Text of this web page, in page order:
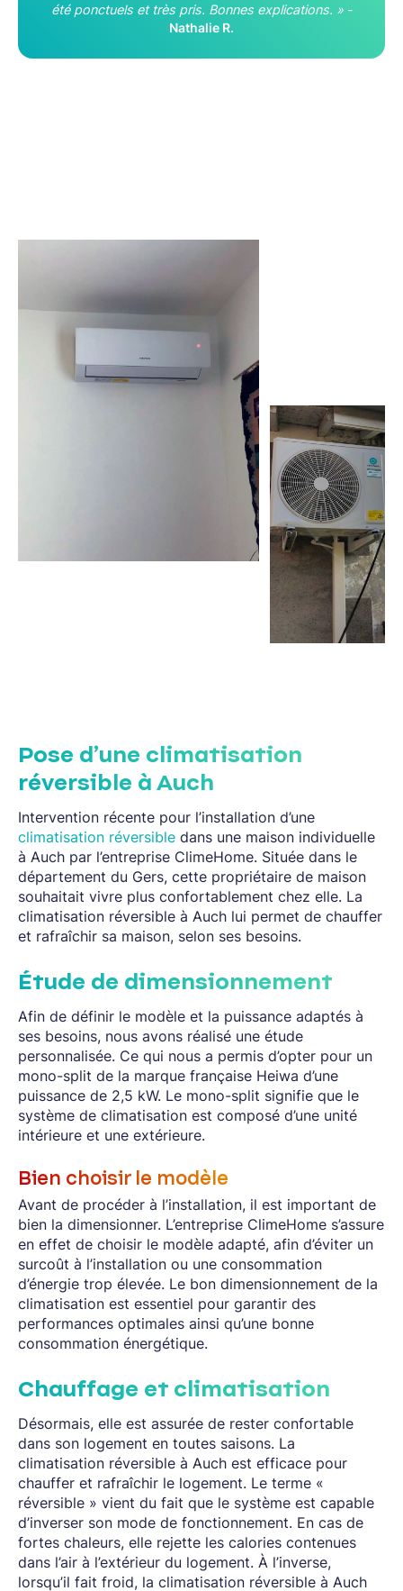
été ponctuels et très pris. Bonnes explications. »-
Nathalie R.
Pose d’une climatisation
réversible à Auch
Intervention récente pour l’installation d’une
climatisation réversible dans une maison individuelle
à Auch par l’entreprise ClimeHome. Située dans le
département du Gers, cette propriétaire de maison
souhaitait vivre plus confortablement chez elle. La
climatisation réversible à Auch lui permet de chauffer
et rafraîchir sa maison, selon ses besoins.
Étude de dimensionnement
Afin de définir le modèle et la puissance adaptés à
ses besoins, nous avons réalisé une étude
personnalisée. Ce qui nous a permis d’opter pour un
mono-split de la marque française Heiwa d’une
puissance de 2,5 kW. Le mono-split signifie que le
système de climatisation est composé d’une unité
intérieure et une extérieure.
Bien choisir le modèle
Avant de procéder à l’installation, il est important de
bien la dimensionner. L’entreprise ClimeHome s’assure
en effet de choisir le modèle adapté, afin d’éviter un
surcoût à l’installation ou une consommation
d’énergie trop élevée. Le bon dimensionnement de la
climatisation est essentiel pour garantir des
performances optimales ainsi qu’une bonne
consommation énergétique.
Chauffage et climatisation
Désormais, elle est assurée de rester confortable
dans son logement en toutes saisons. La
climatisation réversible à Auch est efficace pour
chauffer et rafraîchir le logement. Le terme «
réversible » vient du fait que le système est capable
d’inverser son mode de fonctionnement. En cas de
fortes chaleurs, elle rejette les calories contenues
dans l’air à l’extérieur du logement. À l’inverse,
lorsqu’il fait froid, la climatisation réversible à Auch